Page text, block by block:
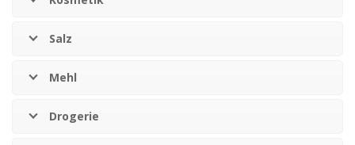
Salz
Mehl
Drogerie